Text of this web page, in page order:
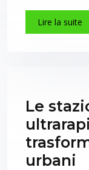
Lire la suite
Le
urbani